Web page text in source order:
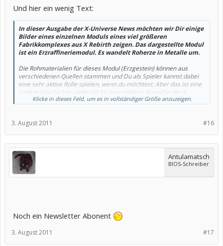
Und hier ein wenig Text:
In dieser Ausgabe der X-Universe News möchten wir Dir einige
Bilder eines einzelnen Moduls eines viel größeren
Fabrikkomplexes aus X Rebirth zeigen. Das dargestellte Modul
ist ein Erzraffineriemodul. Es wandelt Roherze in Metalle um.
Die Rohmaterialien für dieses Modul (Erzgestein) können aus
verschiedenen Quellen stammen und Du als Spieler kannst dabei
eine sehr aktive Rolle spielen, wenn du möchtest. Aber das ist eine
andere Geschichte, vielleicht für eine spätere Ausgabe der X-
Universe News.
genommen ist es sogar 1900 Meter lang. Aber was Du hier siehst,
In X Rebirth wirst Du viele verschiedene Typen von Stationen bauen
können. Viele von ihnen können irgendwann um ein
Erzraffineriemodul erweitert werden. Dann könnten eine (oder
mehrere) dieser Produktionslinien in Deiner Station zu sehen sein.
Um das herauszufinden, kannst Du den Manager fragen, der
Dich beim Betreiben der Station unterstützt, oder Du kannst
werfen.
Klicke in dieses Feld, um es in vollständiger Größe anzuzeigen.
#16
3. August 2011
Antulamatsch
BIOS-Schreiber
Noch ein Newsletter Abonent
#17
3. August 2011